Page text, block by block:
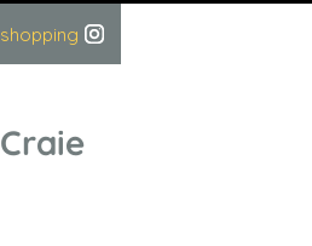
shopping